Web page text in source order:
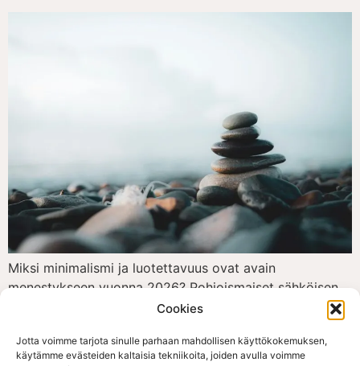
Cookies
Jotta voimme tarjota sinulle parhaan mahdollisen käyttökokemuksen,
käytämme evästeiden kaltaisia tekniikoita, joiden avulla voimme
Miksi minimalismi ja luotettavuus ovat avain
menestykseen vuonna 2026? Pohjoismaiset sähköisen
kaupankäynnin markkinat ovat yksi maailman
kilpailuun tässä ympäristössä ei enää riitä, että